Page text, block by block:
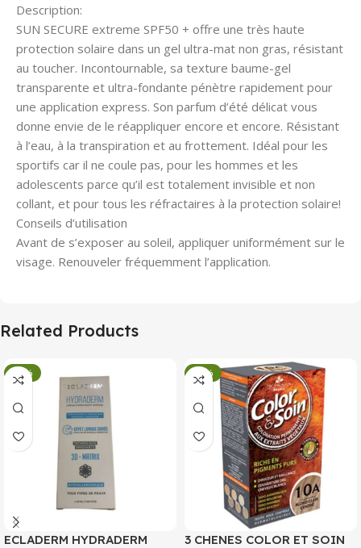
Description:
SUN SECURE extreme SPF50 + offre une très haute
protection solaire dans un gel ultra-mat non gras, résistant
au toucher. Incontournable, sa texture baume-gel
transparente et ultra-fondante pénètre rapidement pour
une application express. Son parfum d’été délicat vous
donne envie de le réappliquer encore et encore. Résistant
à l’eau, à la transpiration et au frottement. Idéal pour les
sportifs car il ne coule pas, pour les hommes et les
adolescents parce qu’il est totalement invisible et non
collant, et pour tous les réfractaires à la protection solaire!
Conseils d’utilisation
Avant de s’exposer au soleil, appliquer uniformément sur le
visage. Renouveler fréquemment l’application.
Related Products
-34%
ECLADERM HYDRADERM
-34%
3 CHENES COLOR ET SOIN